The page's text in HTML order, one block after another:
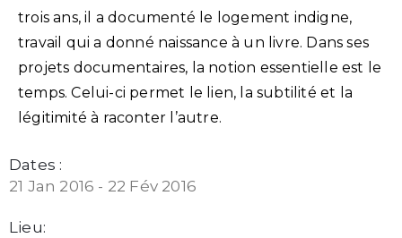
trois ans, il a documenté le logement indigne,
travail qui a donné naissance à un livre. Dans ses
projets documentaires, la notion essentielle est le
temps. Celui-ci permet le lien, la subtilité et la
légitimité à raconter l’autre.
Dates :
21 Jan 2016 - 22 Fév 2016
Lieu: